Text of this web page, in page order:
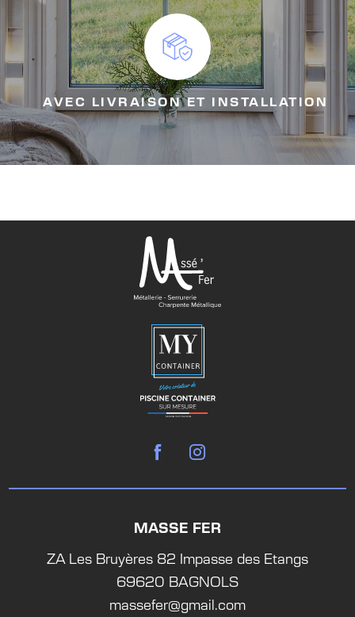
AVEC LIVRAISON ET INSTALLATION
MASSE FER
ZA Les Bruyères 82 Impasse des Etangs
69620 BAGNOLS
massefer@gmail.com